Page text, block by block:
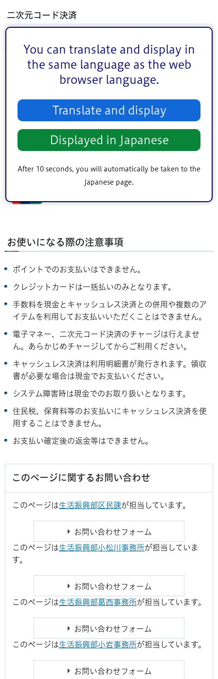
You can translate and display in
the same language as the web
browser language.
Translate and display
Displayed in Japanese
After 10 seconds, you will automatically be taken to the
Japanese page.
二次元コード決済
WeChatPay、Alipay、銀聯二次元コード
お使いになる際の注意事項
ポイントでのお支払いはできません。
クレジットカードは一括払いのみとなります。
手数料を現金とキャッシュレス決済との併用や複数のア
イテムを利用してお支払いいただくことはできません。
電子マネー、二次元コード決済のチャージは行えませ
ん。あらかじめチャージしてからご利用ください。
キャッシュレス決済は利用明細書が発行されます。領収
書が必要な場合は現金でお支払いください。
システム障害時は現金でのお取り扱いとなります。
住民税、保育料等のお支払いにキャッシュレス決済を使
用することはできません。
お支払い確定後の返金等はできません。
このページに関するお問い合わせ
このページは生活振興部区民課が担当しています。
このページは生活振興部小松川事務所が担当していま
す。
このページは生活振興部葛西事務所が担当しています。
このページは生活振興部小岩事務所が担当しています。